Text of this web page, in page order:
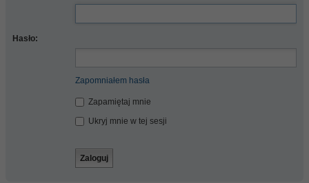
Hasło:
Zapomniałem hasła
Zapamiętaj mnie
Ukryj mnie w tej sesji